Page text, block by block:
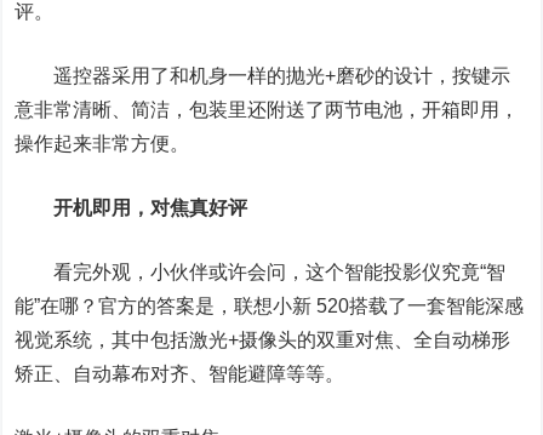
评。
遥控器采用了和机身一样的抛光+磨砂的设计，按键示
意非常清晰、简洁，包装里还附送了两节电池，开箱即用，
操作起来非常方便。
开机即用，对焦真好评
看完外观，小伙伴或许会问，这个智能投影仪究竟“智
能”在哪？官方的答案是，联想小新 520搭载了一套智能深感
视觉系统，其中包括激光+摄像头的双重对焦、全自动梯形
矫正、自动幕布对齐、智能避障等等。